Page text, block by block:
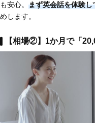
も安心。 まず英会話を体験し
めします。
【相場②】1か月で「